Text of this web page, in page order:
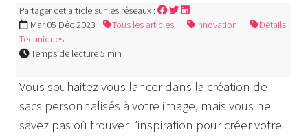
Partager cet article sur les réseaux :
Mar 05 Déc 2023
Tous les articles Innovation
Détails
Techniques
Temps de lecture 5 min
Vous souhaitez vous lancer dans la création de
sacs personnalisés à votre image, mais vous ne
savez pas où trouver l’inspiration pour créer votre